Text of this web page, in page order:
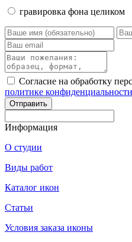
гравировка фона целиком
Согласие на обработку
политике конфиденциальности
Информация
О студии
Виды работ
Каталог икон
Статьи
Условия заказа иконы